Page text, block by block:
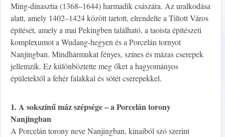
Ming-dinasztia (1368–1644) harmadik császára. Az uralkodása
alatt, amely 1402–1424 között tartott, elrendelte a Tiltott Város
építését, amely a mai Pekingben található, a taoista építészeti
komplexumot a Wudang-hegyen és a Porcelán tornyot
Nanjingban. Mindhármukat fényes, színes és mázas cserepek
jellemzik. Ez különböztette meg őket a hagyományos
épületektől a fehér falakkal és sötét cserepekkel.
1. A sokszínű máz szépsége – a Porcelán torony
Nanjingban
A Porcelán torony neve Nanjingban, kínaiból szó szerint